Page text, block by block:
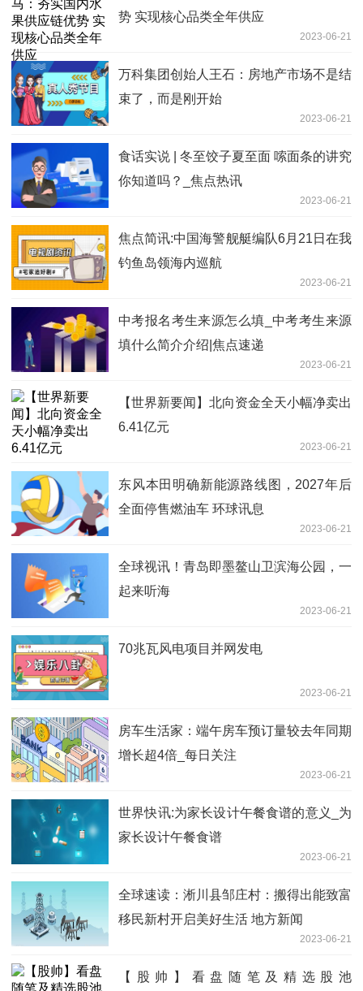
势 实现核心品类全年供应
2023-06-21
万科集团创始人王石：房地产市场不是结
束了，而是刚开始
2023-06-21
食话实说 | 冬至饺子夏至面 嗦面条的讲究
你知道吗？_焦点热讯
2023-06-21
焦点简讯:中国海警舰艇编队6月21日在我
钓鱼岛领海内巡航
2023-06-21
中考报名考生来源怎么填_中考考生来源
填什么简介介绍|焦点速递
2023-06-21
【世界新要闻】北向资金全天小幅净卖出
6.41亿元
2023-06-21
东风本田明确新能源路线图，2027年后
全面停售燃油车 环球讯息
2023-06-21
全球视讯！青岛即墨鳌山卫滨海公园，一
起来听海
2023-06-21
70兆瓦风电项目并网发电
2023-06-21
房车生活家：端午房车预订量较去年同期
增长超4倍_每日关注
2023-06-21
世界快讯:为家长设计午餐食谱的意义_为
家长设计午餐食谱
2023-06-21
全球速读：淅川县邹庄村：搬得出能致富
移民新村开启美好生活 地方新闻
2023-06-21
【股帅】看盘随笔及精选股池